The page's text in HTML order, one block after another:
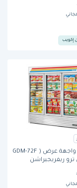
إكويب
مجمّد مع واجهة عرض ( GDM-72F